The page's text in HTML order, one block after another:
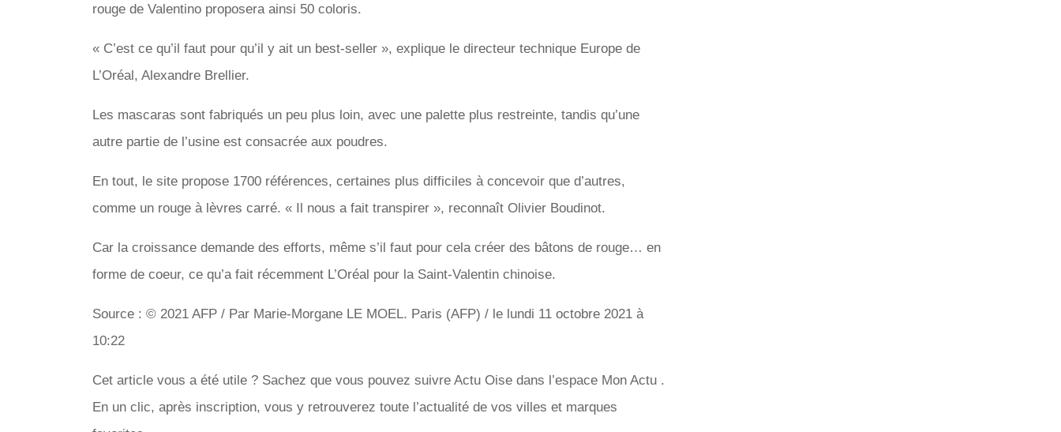
rouge de Valentino proposera ainsi 50 coloris.
« C’est ce qu’il faut pour qu’il y ait un best-seller », explique le directeur technique Europe de
L’Oréal, Alexandre Brellier.
Les mascaras sont fabriqués un peu plus loin, avec une palette plus restreinte, tandis qu’une
autre partie de l’usine est consacrée aux poudres.
En tout, le site propose 1700 références, certaines plus difficiles à concevoir que d’autres,
comme un rouge à lèvres carré. « Il nous a fait transpirer », reconnaît Olivier Boudinot.
Car la croissance demande des efforts, même s’il faut pour cela créer des bâtons de rouge… en
forme de coeur, ce qu’a fait récemment L’Oréal pour la Saint-Valentin chinoise.
Source : © 2021 AFP / Par Marie-Morgane LE MOEL. Paris (AFP) / le lundi 11 octobre 2021 à
10:22
Cet article vous a été utile ? Sachez que vous pouvez suivre Actu Oise dans l’espace Mon Actu .
En un clic, après inscription, vous y retrouverez toute l’actualité de vos villes et marques